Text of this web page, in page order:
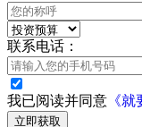
联系电话：
我已阅读并同意 《
立即获取